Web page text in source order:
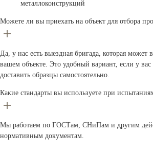
металлоконструкций
Можете ли вы приехать на объект для отбора
Да, у нас есть выездная бригада, которая может
вашем объекте. Это удобный вариант, если у
доставить образцы самостоятельно.
Какие стандарты вы используете при
Мы работаем по ГОСТам, СНиПам и другим
нормативным документам.